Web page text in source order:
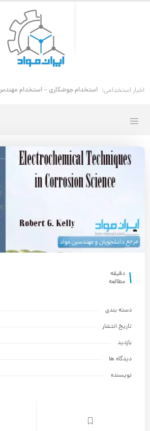
اخبار استخدامی: استخ
1 دقیقه
مطالعه
دسته بندی
تاریخ انتشار
بازدید
دیدگاه ها
نویسنده